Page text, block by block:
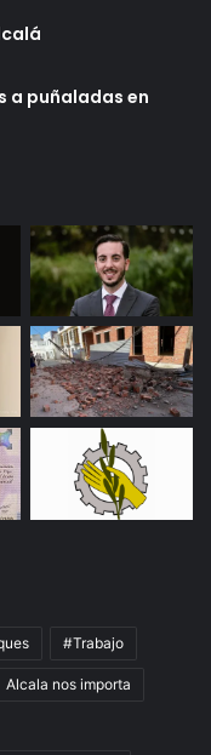
a puñaladas en
#Trabajo
Alcala nos importa